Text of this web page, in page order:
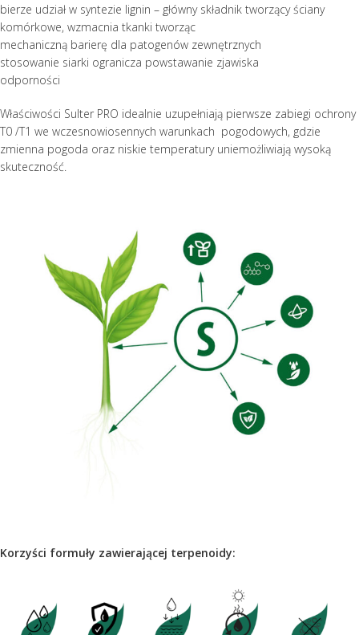
bierze udział w syntezie lignin – główny składnik tworzący ściany
komórkowe, wzmacnia tkanki tworząc
mechaniczną barierę dla patogenów zewnętrznych
stosowanie siarki ogranicza powstawanie zjawiska
odporności
Właściwości Sulter PRO idealnie uzupełniają pierwsze zabiegi ochrony
T0 /T1 we wczesnowiosennych warunkach pogodowych, gdzie
zmienna pogoda oraz niskie temperatury uniemożliwiają wysoką
skuteczność.
Korzyści formuły zawierającej terpenoidy: